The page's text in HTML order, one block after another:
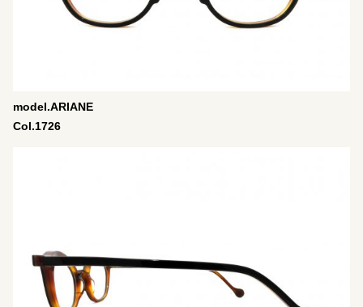
model.ARIANE
Col.1726